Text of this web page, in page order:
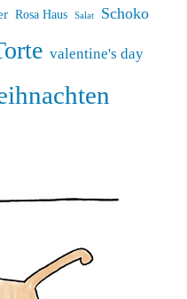
Rosa Haus Salat Schoko
valentine's day